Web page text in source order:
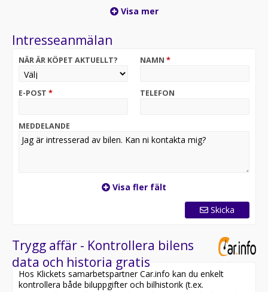
Vi erbjuder 14 dagars gratis helförsäkring via Folksam
Ring Emil på - 0736409056 för visning och funderingar
Visa mer
Intresseanmälan
NÄR ÄR KÖPET AKTUELLT? NAMN *
E-POST * TELEFON
MEDDELANDE
Visa fler fält
Skicka
Trygg affär - Kontrollera bilens
data och historia gratis
Hos Klickets samarbetspartner Car.info kan du enkelt
kontrollera både biluppgifter och bilhistorik (t.ex.